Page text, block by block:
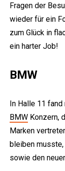
Fragen der
wieder für ein
zum Glück in
ein harter Job!
BMW
In Halle 11 fand
BMW Konzern,
Marken
bleiben
sowie den